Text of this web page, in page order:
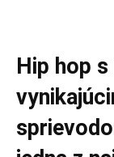
Hip hop